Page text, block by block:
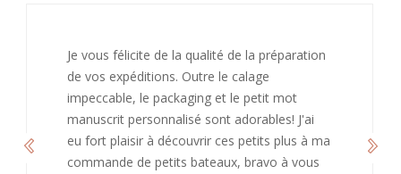
J’ai adoré ouvrir ce paquet votre message est
bienveillant et fait plaisir. Je ne manquerai pas
de recommandé chez vous. Bonne
continuation et merci à vous.
Caroline